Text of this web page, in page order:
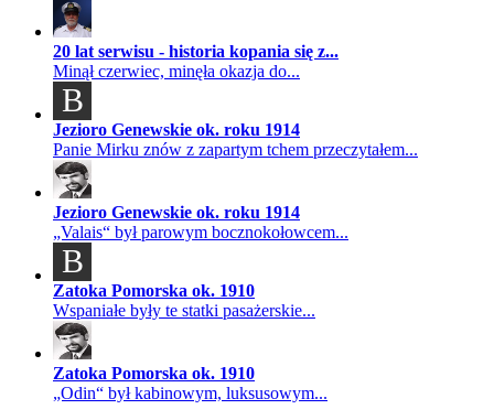
20 lat serwisu - historia kopania się z...
Minął czerwiec, minęła okazja do...
B
Jezioro Genewskie ok. roku 1914
Panie Mirku znów z zapartym tchem przeczytałem...
Jezioro Genewskie ok. roku 1914
„Valais“ był parowym bocznokołowcem...
B
Zatoka Pomorska ok. 1910
Wspaniałe były te statki pasażerskie...
Zatoka Pomorska ok. 1910
„Odin“ był kabinowym, luksusowym...